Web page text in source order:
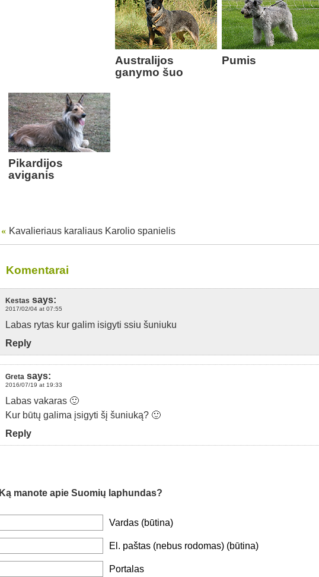
Australijos
ganymo šuo
Pumis
Pikardijos
aviganis
« Kavalieriaus karaliaus Karolio spanielis
Komentarai
Kestas says:
2017/02/04 at 07:55
Labas rytas kur galim isigyti ssiu šuniuku
Reply
Greta says:
2016/07/19 at 19:33
Labas vakaras 🙂
Kur būtų galima įsigyti šį šuniuką? 🙂
Reply
Ką manote apie Suomių laphundas?
Vardas (būtina)
El. paštas (nebus rodomas) (būtina)
Portalas